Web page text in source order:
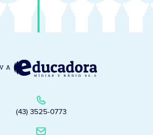
(43) 3525-0773